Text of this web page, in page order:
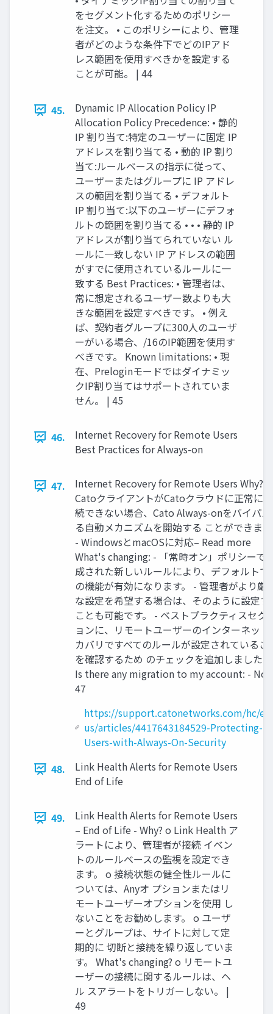
をセグメント化するためのポリシー
を注⽂。 • このポリシーにより、管理
者がどのような条件下でどのIPアド
レス範囲を使⽤すべきかを設定する
ことが可能。 | 44
45.
Dynamic IP Allocation Policy IP
Allocation Policy Precedence: • 静的
IP 割り当て:特定のユーザーに固定 IP
アドレスを割り当てる • 動的 IP 割り
当て:ルールベースの指⽰に従って、
ユーザーまたはグループに IP アドレ
スの範囲を割り当てる • デフォルト
IP 割り当て:以下のユーザーにデフォ
ルトの範囲を割り当てる • • • 静的 IP
アドレスが割り当てられていない ル
ールに⼀致しない IP アドレスの範囲
がすでに使⽤されているルールに⼀
致する Best Practices: • 管理者は、
常に想定されるユーザー数よりも⼤
きな範囲を設定すべきです。 • 例え
ば、契約者グループに300⼈のユーザ
ーがいる場合、/16のIP範囲を使⽤す
べきです。 Known limitations: • 現
在、Preloginモードではダイナミッ
クIP割り当てはサポートされていま
せん。 | 45
46.
Internet Recovery for Remote Users
Best Practices for Always-on
47.
Internet Recovery for Remote Users Why? -
CatoクライアントがCatoクラウドに正常に接
続できない場合、Cato Always-onをバイパ
る⾃動メカニズムを開始する ことができま
- WindowsとmacOSに対応– Read more
What's changing: - 「常時オン」ポリシーで
成された新しいルールにより、デフォルトで
の機能が有効になります。 - 管理者がより厳
な設定を希望する場合は、そのように設定す
ことも可能です。 - ベストプラクティスセク
ョンに、リモートユーザーのインターネット
カバリですべてのルールが設定されているこ
を確認するため のチェックを追加しました。
Is there any migration to my account: - No |
47
https://support.catonetworks.com/hc/
us/articles/4417643184529-Protecting-
Users-with-Always-On-Security
48.
Link Health Alerts for Remote Users
End of Life
49.
Link Health Alerts for Remote Users
– End of Life - Why? o Link Health ア
ラートにより、管理者が接続 イベン
トのルールベースの監視を設定でき
ます。 o 接続状態の健全性ルールに
ついては、Anyオ プションまたはリ
モートユーザーオプションを使⽤ し
ないことをお勧めします。 o ユーザ
ーとグループは、サイトに対して定
期的に 切断と接続を繰り返していま
す。 What's changing? o リモートユ
ーザーの接続に関するルールは、ヘ
ル スアラートをトリガーしない。 |
49